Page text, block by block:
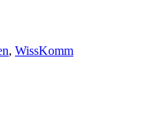
, WissKomm